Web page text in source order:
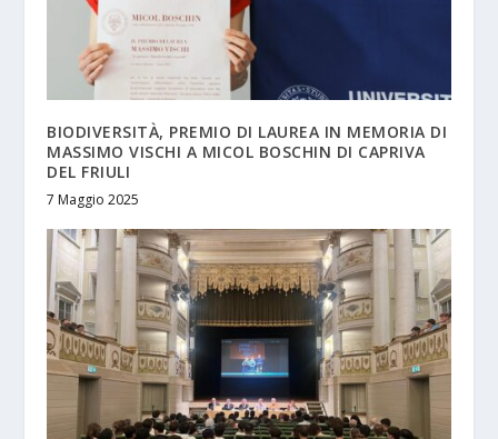
BIODIVERSITÀ, PREMIO DI LAUREA IN MEMORIA DI
MASSIMO VISCHI A MICOL BOSCHIN DI CAPRIVA
DEL FRIULI
7 Maggio 2025